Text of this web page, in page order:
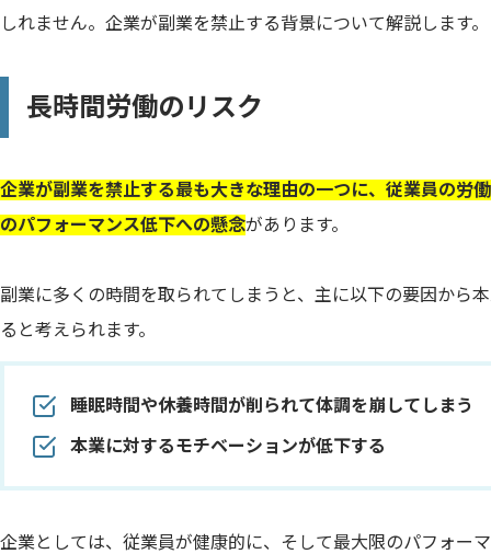
しれません。企業が副業を禁止する背景について解説します。
長時間労働のリスク
企業が副業を禁止する最も大きな理由の一つに、従業員の労
のパフォーマンス低下への懸念があります。
副業に多くの時間を取られてしまうと、主に以下の要因から
ると考えられます。
睡眠時間や休養時間が削られて体調を崩してしまう
本業に対するモチベーションが低下する
企業としては、従業員が健康的に、そして最大限のパフォー